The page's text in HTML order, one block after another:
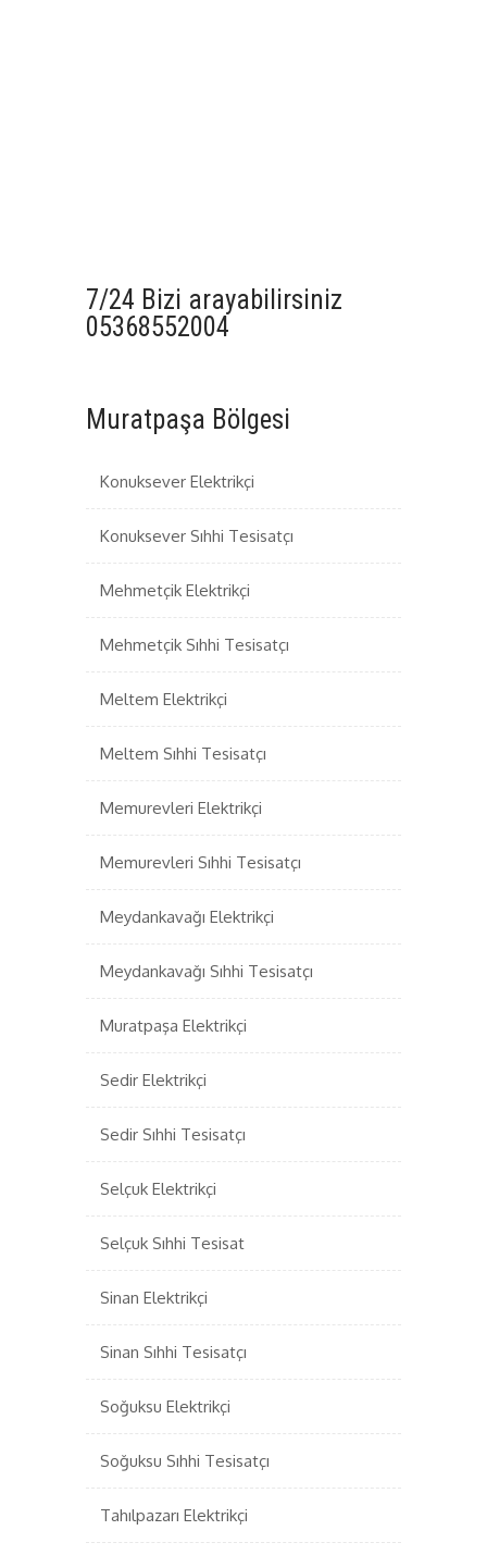
7/24 Bizi arayabilirsiniz
05368552004
Muratpaşa Bölgesi
Konuksever Elektrikçi
Konuksever Sıhhi Tesisatçı
Mehmetçik Elektrikçi
Mehmetçik Sıhhi Tesisatçı
Meltem Elektrikçi
Meltem Sıhhi Tesisatçı
Memurevleri Elektrikçi
Memurevleri Sıhhi Tesisatçı
Meydankavağı Elektrikçi
Meydankavağı Sıhhi Tesisatçı
Muratpaşa Elektrikçi
Sedir Elektrikçi
Sedir Sıhhi Tesisatçı
Selçuk Elektrikçi
Selçuk Sıhhi Tesisat
Sinan Elektrikçi
Sinan Sıhhi Tesisatçı
Soğuksu Elektrikçi
Soğuksu Sıhhi Tesisatçı
Tahılpazarı Elektrikçi